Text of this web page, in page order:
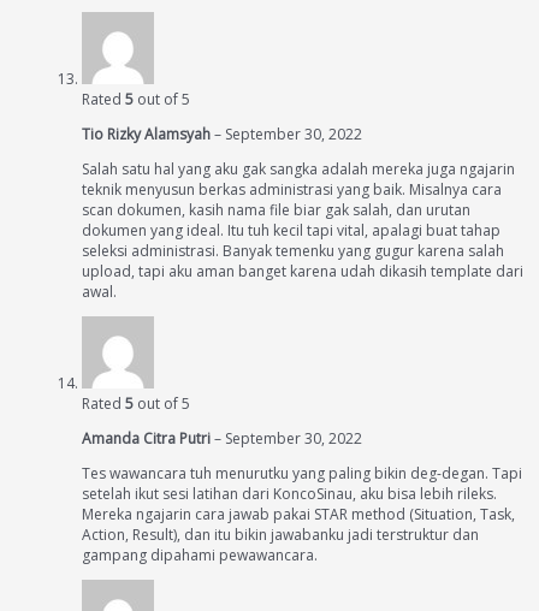
Rated 5 out of 5
Tio Rizky Alamsyah– September 30, 2022
Salah satu hal yang aku gak sangka adalah mereka juga ngajarin
teknik menyusun berkas administrasi yang baik. Misalnya cara
scan dokumen, kasih nama file biar gak salah, dan urutan
dokumen yang ideal. Itu tuh kecil tapi vital, apalagi buat tahap
seleksi administrasi. Banyak temenku yang gugur karena salah
upload, tapi aku aman banget karena udah dikasih template dari
awal.
Rated 5 out of 5
Amanda Citra Putri– September 30, 2022
Tes wawancara tuh menurutku yang paling bikin deg-degan. Tapi
setelah ikut sesi latihan dari KoncoSinau, aku bisa lebih rileks.
Mereka ngajarin cara jawab pakai STAR method (Situation, Task,
Action, Result), dan itu bikin jawabanku jadi terstruktur dan
gampang dipahami pewawancara.